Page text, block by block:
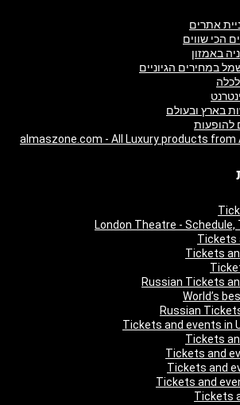
almaszone.com - All Luxury products from
London Theatre -
Tickets
Tickets
Russian Tickets
World’s
Russian
Tickets and events in
Tickets
Tickets and
Tickets and
Tickets and
Tickets